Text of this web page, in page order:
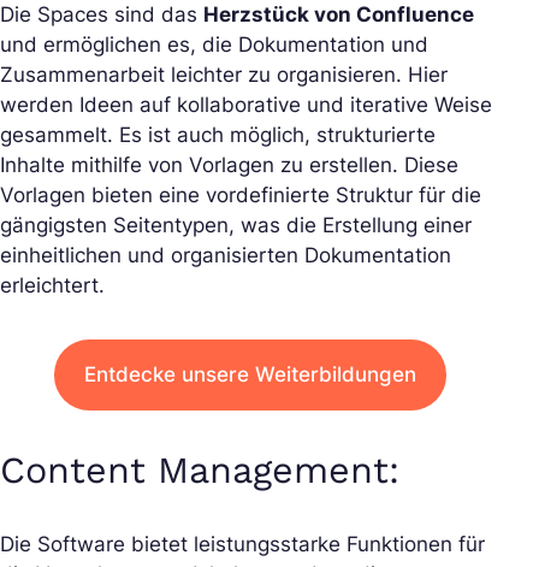
Die Spaces sind das Herzstück von Confluence
und ermöglichen es, die Dokumentation und
Zusammenarbeit leichter zu organisieren. Hier
werden Ideen auf kollaborative und iterative Weise
gesammelt. Es ist auch möglich, strukturierte
Inhalte mithilfe von Vorlagen zu erstellen. Diese
Vorlagen bieten eine vordefinierte Struktur für die
gängigsten Seitentypen, was die Erstellung einer
einheitlichen und organisierten Dokumentation
erleichtert.
Entdecke unsere Weiterbildungen
Content Management:
Die Software bietet leistungsstarke Funktionen für